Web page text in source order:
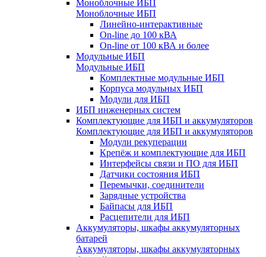
Моноблочные ИБП
Моноблочные ИБП
Линейно-интерактивные
On-line до 100 кВА
On-line от 100 кВА и более
Модульные ИБП
Модульные ИБП
Комплектные модульные ИБП
Корпуса модульных ИБП
Модули для ИБП
ИБП инженерных систем
Комплектующие для ИБП и аккумуляторов
Комплектующие для ИБП и аккумуляторов
Модули рекуперации
Крепёж и комплектующие для ИБП
Интерфейсы связи и ПО для ИБП
Датчики состояния ИБП
Перемычки, соединители
Зарядные устройства
Байпасы для ИБП
Расцепители для ИБП
Аккумуляторы, шкафы аккумуляторных
батарей
Аккумуляторы, шкафы аккумуляторных